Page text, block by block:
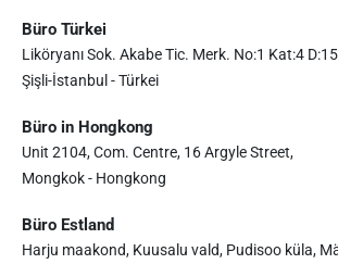
Büro Türkei
Liköryanı Sok. Akabe Tic. Merk. No:1 Kat:4
Şişli-İstanbul - Türkei
Büro in Hongkong
Unit 2104, Com. Centre, 16 Argyle Street,
Mongkok - Hongkong
Büro Estland
Harju maakond, Kuusalu vald, Pudisoo küla,